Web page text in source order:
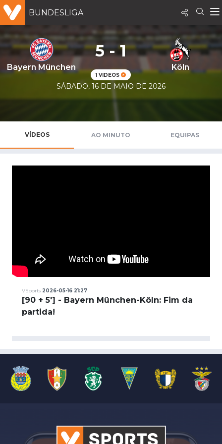
BUNDESLIGA
Bayern München
5 - 1
1 VIDEOS
Köln
SÁBADO, 16 DE MAIO DE 2026
VÍDEOS AO MINUTO EQUIPAS
VSports 2026-05-16 21:27
[90 + 5'] - Bayern München-Köln: Fim da
partida!